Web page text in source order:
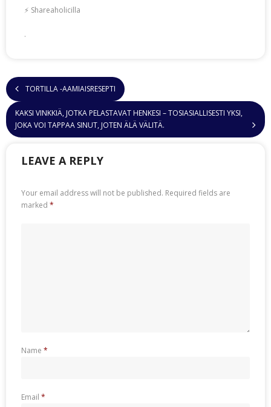
⚡ Shareaholicilla
.
TORTILLA -AAMIAISRESEPTI
KAKSI VINKKIÄ, JOTKA PELASTAVAT HENKESI – TOSIASIALLISESTI YKSI,
JOKA VOI TAPPAA SINUT, JOTEN ÄLÄ VÄLITÄ.
LEAVE A REPLY
Your email address will not be published. Required fields are
marked *
Name *
Email *